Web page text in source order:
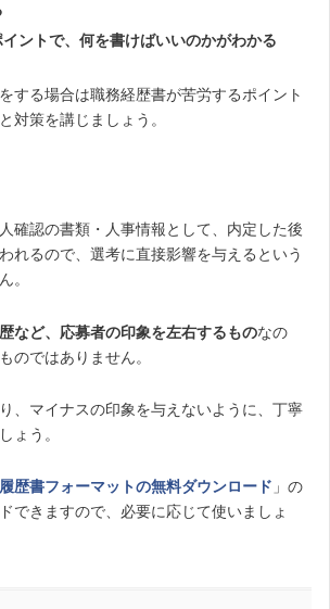
ントで、何を書けばいいのかがわかる
する場合は職務経歴書が苦労するポイント
対策を講じましょう。
確認の書類・人事情報として、内定した後
れるので、選考に直接影響を与えるという
。
など、応募者の印象を左右するものなの
のではありません。
、マイナスの印象を与えないように、丁寧
ょう。
歴書フォーマットの無料ダウンロード 」の
できますので、必要に応じて使いましょ